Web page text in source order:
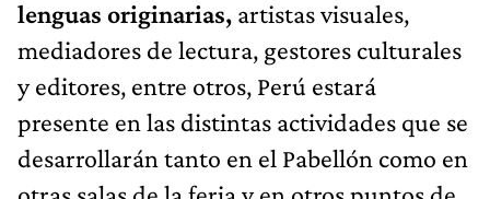
lenguas originarias, artistas visuales,
mediadores de lectura, gestores culturales
y editores, entre otros, Perú estará
presente en las distintas actividades que se
desarrollarán tanto en el Pabellón como en